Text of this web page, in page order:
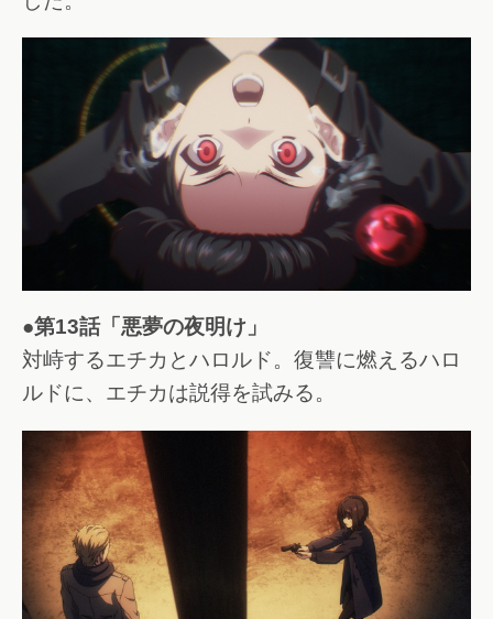
●第13話「悪夢の夜明け」
対峙するエチカとハロルド。復讐に燃えるハロ
ルドに、エチカは説得を試みる。